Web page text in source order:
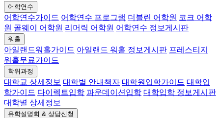
어학연수
어학연수가이드 어학연수 프로그램 더블린 어학원 코크 어학
원 골웨이 어학원 리머릭 어학원 어학연수 정보게시판
워홀
아일랜드워홀가이드 아일랜드 워홀 정보게시판 프레스티지
워홀무료가이드
학위과정
대학교 상세정보 대학별 안내책자 대학원입학가이드 대학입
학가이드 다이렉트입학 파운데이션입학 대학입학 정보게시판
대학별 상세정보
유학설명회 & 상담신청